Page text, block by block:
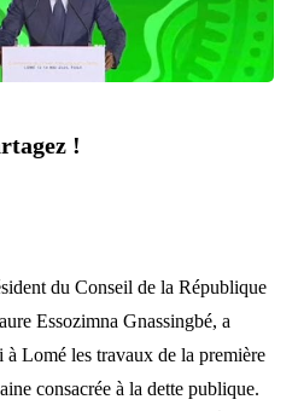
!
du Conseil de la République
Essozimna Gnassingbé, a
Lomé les travaux de la première
consacrée à la dette publique.